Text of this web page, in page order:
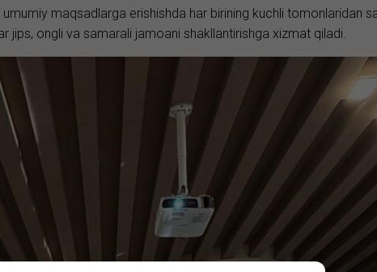
maqsadlarga erishishda har birining kuchli tomonlaridan
jips, ongli va samarali jamoani shakllantirishga xizmat qiladi.